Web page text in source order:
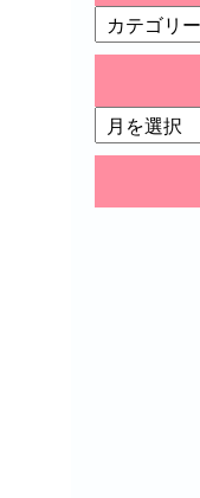
CATEGORY
CALENDAR